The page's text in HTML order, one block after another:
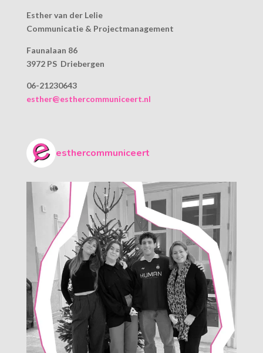
Esther van der Lelie
Communicatie & Projectmanagement
Faunalaan 86
3972 PS Driebergen
06-21230643
esther@esthercommuniceert.nl
esthercommuniceert